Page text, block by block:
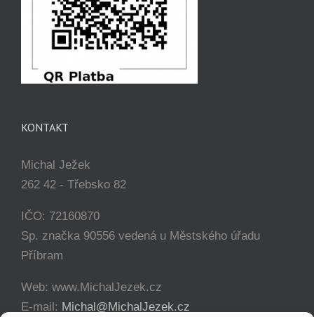
KONTAKT
Michal Ježek
262 42 - Třebsko 82
IČO: 72160870
Sp. značka 90556 vedená u Městského úřadu
Příbram
Web: www.MichalJezek.cz
E-mail: Michal@MichalJezek.cz